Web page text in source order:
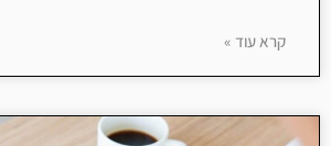
קרא עוד »